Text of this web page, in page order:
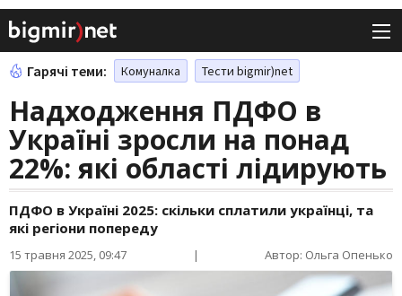
Гарячі теми: Комуналка Тести bigmir)net
Надходження ПДФО в
Україні зросли на понад
22%: які області лідирують
ПДФО в Україні 2025: скільки сплатили українці, та
які регіони попереду
15 травня 2025, 09:47 | Автор: Ольга Опенько